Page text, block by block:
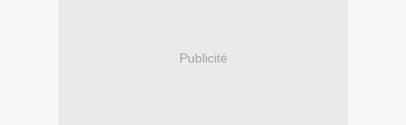
Publicité